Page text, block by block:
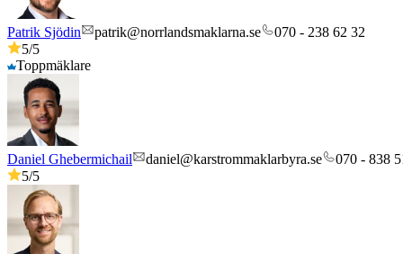
Patrik Sjödin patrik@norrlandsmaklarna.se
070 - 238 62 32
5/5
Toppmäklare
Daniel Ghebermichail daniel@karstrommaklarbyra.se
070 - 838
5/5